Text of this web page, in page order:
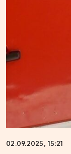
02.09.2025, 15:21